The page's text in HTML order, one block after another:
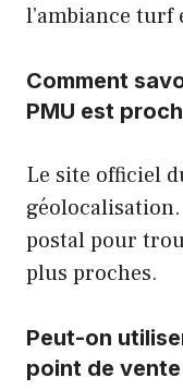
l’ambiance turf
Comment
PMU est
Le site officiel
postal pour
plus proches.
Peut-on
point de